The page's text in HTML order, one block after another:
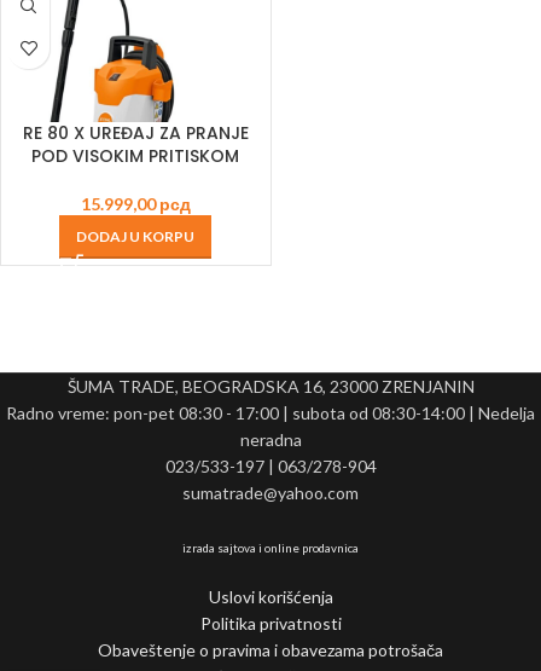
RE 80 X UREĐAJ ZA PRANJE
POD VISOKIM PRITISKOM
15.999,00рсд
DODAJ U KORPU
ŠUMA TRADE, BEOGRADSKA 16, 23000 ZRENJANIN
Radno vreme: pon-pet 08:30 - 17:00 | subota od 08:30-14:00 | Nedelja
neradna
023/533-197 | 063/278-904
sumatrade@yahoo.com
izrada sajtova i online prodavnica
Uslovi korišćenja
Politika privatnosti
Obaveštenje o pravima i obavezama potrošača